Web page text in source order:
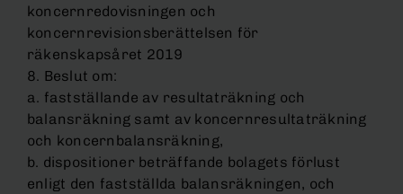
koncernredovisningen och
koncernrevisionsberättelsen för
räkenskapsåret 2019
8. Beslut om:
a. fastställande av resultaträkning och
balansräkning samt av koncernresultaträkning
och koncernbalansräkning,
b. dispositioner beträffande bolagets förlust
enligt den fastställda balansräkningen, och